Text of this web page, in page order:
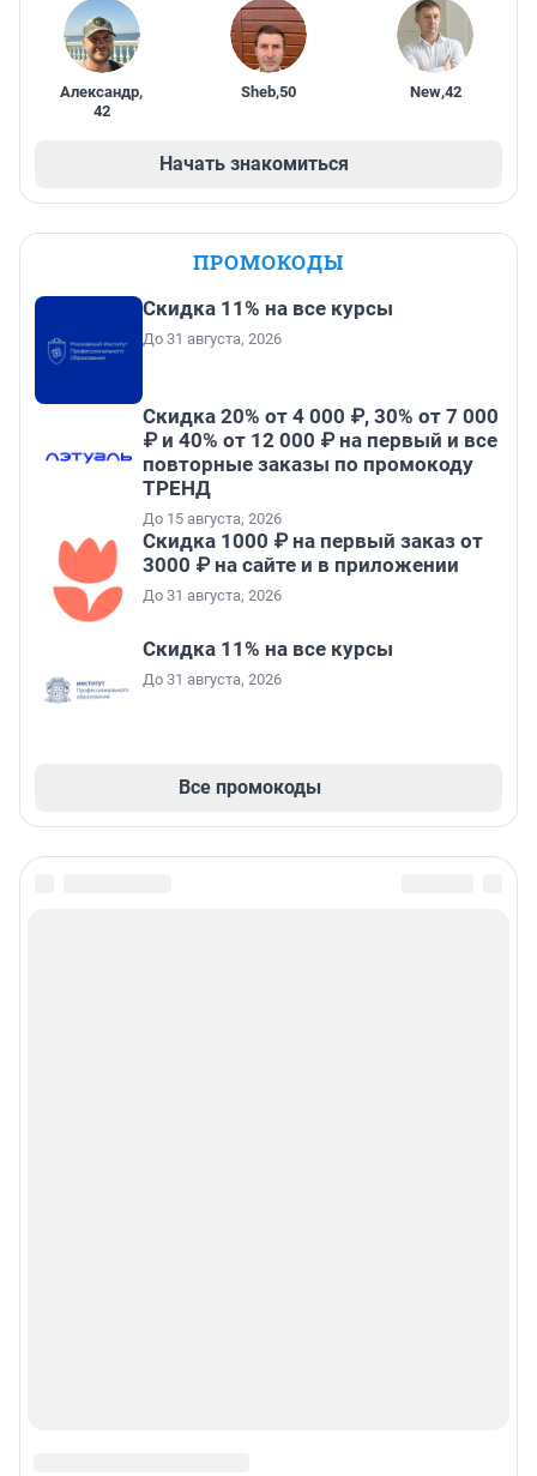
Александр,
42
Sheb,50 New,42
Начать знакомиться
ПРОМОКОДЫ
Скидка 11% на все курсы
До 31 августа, 2026
Скидка 20% от 4 000 ₽, 30% от 7 000
₽ и 40% от 12 000 ₽ на первый и все
повторные заказы по промокоду
ТРЕНД
До 15 августа, 2026
Скидка 1000 ₽ на первый заказ от
3000 ₽ на сайте и в приложении
До 31 августа, 2026
Скидка 11% на все курсы
До 31 августа, 2026
Все промокоды